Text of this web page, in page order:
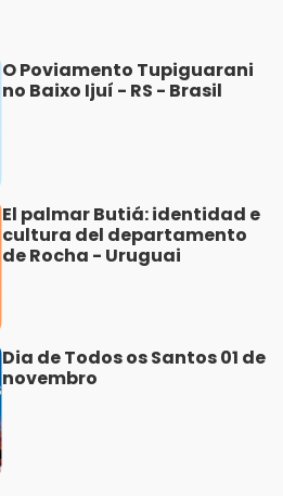
O Poviamento Tupiguarani
no Baixo Ijuí - RS - Brasil
El palmar Butiá: identidad e
cultura del departamento
de Rocha - Uruguai
Dia de Todos os Santos 01 de
novembro